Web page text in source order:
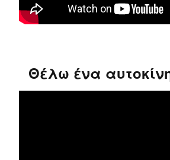
Θέλω ένα